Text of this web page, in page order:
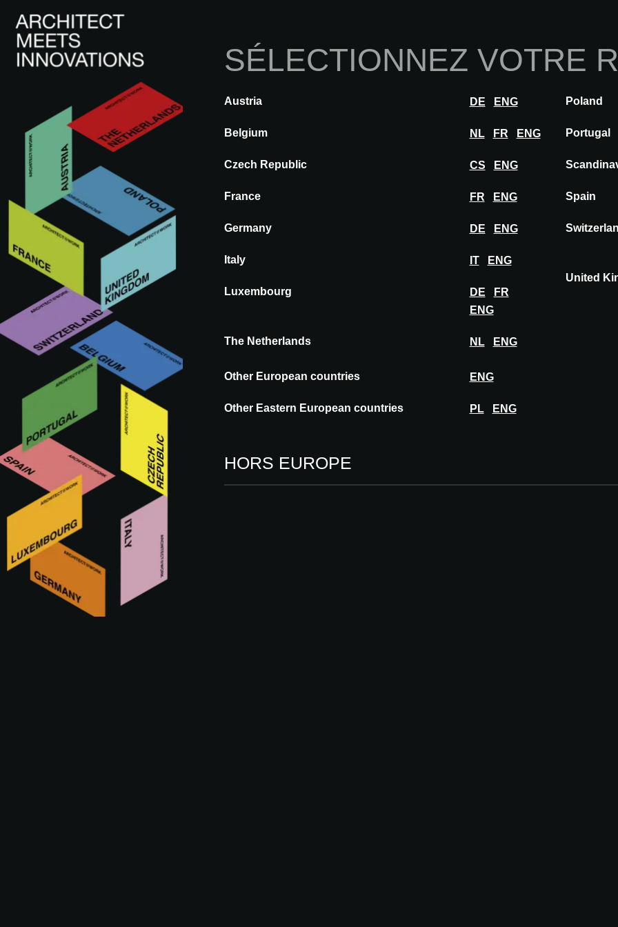
SÉLECTIONNEZ VOTRE
Austria DE ENG
Belgium NL FR ENG
Czech Republic CS ENG
France FR ENG
Germany DE ENG
Italy IT ENG
Luxembourg DE
FR
ENG
The Netherlands NL ENG
Poland
Portugal
Spain
United
Other European countries ENG
Other Eastern European countries PL ENG
HORS EUROPE
Innovations Inspiration Visiter Exposer
RETOUR A@WX Visiter KRION® PORCELANOSA
KRION®
PORCELANOSA
GRUPO
Qui est KRION SOLID SURFACE
DÉCOUVREZ LE SITE DE KRION SOLID SURFACE
KRION SOLID SURFACE à A@W MADRID 2019
Cette fonctionnalité est exclusivement réservée aux architectes, architectes d’intérieur et autres
Xperience approuvé.
Êtes-vous architecte ? Connectez-vous ou inscrivez-vous pour continuer.